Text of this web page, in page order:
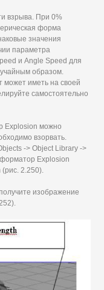
взрыва. При 0%
форма
значения
параметра
и Angle Speed для
образом.
может иметь на своей
самостоятельно
Explosion можно
взорвать.
-> Object Library ->
Explosion
2.250).
изображение